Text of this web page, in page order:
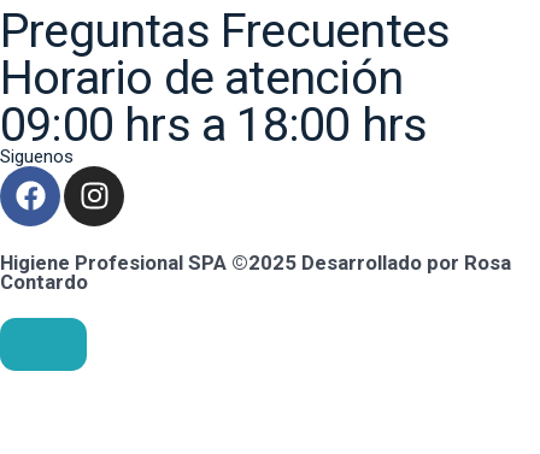
Preguntas Frecuentes
Horario de atención
09:00 hrs a 18:00 hrs
Siguenos
Higiene Profesional SPA ©2025 Desarrollado por Rosa
Contardo